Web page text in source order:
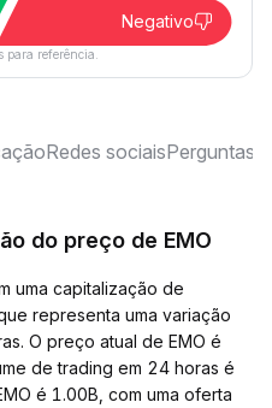
Negativo
para referência.
Redes sociaisPerguntas
do preço de EMO
uma capitalização de
representa uma variação
O preço atual de EMO é
de trading em 24 horas é
é 1.00B, com uma oferta